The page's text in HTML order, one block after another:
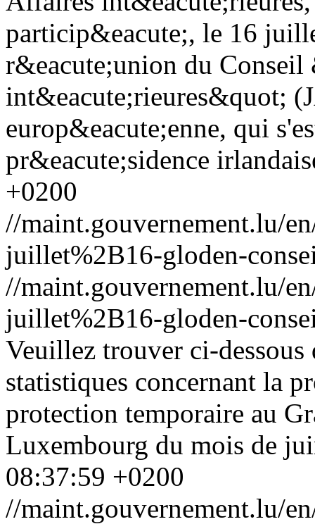
particip&eacute;, le 16
r&eacute;union du Conseil
int&eacute;rieures&quot;
europ&eacute;enne, qui
pr&eacute;sidence
+0200
//maint.gouvernement.lu/
juillet%2B16-gloden-
//maint.gouvernement.lu/
juillet%2B16-gloden-
Veuillez trouver ci-
statistiques concernant la
protection temporaire au
Luxembourg du mois de
08:37:59 +0200
//maint.gouvernement.lu/